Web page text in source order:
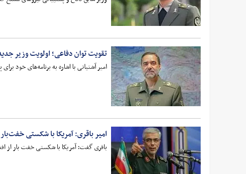
تقویت توان دفاعی؛ اولویت وزیر
امیر آشتیانی با اشاره به برنامه‌های خود
امیر باقری: آمریکا با شکستی
باقری گفت: آمریکا با شکستی خفت بار از